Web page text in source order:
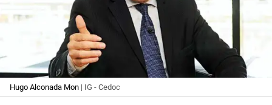
Hugo Alconada Mon | IG - Cedoc